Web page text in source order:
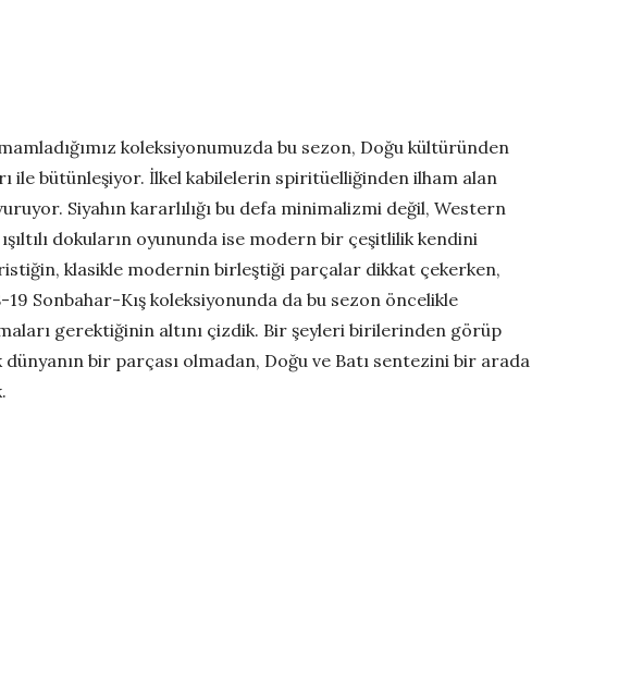
koleksiyonumuzda bu sezon, Doğu kültüründen
ile bütünleşiyor. İlkel kabilelerin spiritüelliğinden ilham alan
Siyahın kararlılığı bu defa minimalizmi değil, Western
dokuların oyununda ise modern bir çeşitlilik kendini
klasikle modernin birleştiği parçalar dikkat çekerken,
Sonbahar-Kış koleksiyonunda da bu sezon öncelikle
gerektiğinin altını çizdik. Bir şeyleri birilerinden görüp
bir parçası olmadan, Doğu ve Batı sentezini bir arada